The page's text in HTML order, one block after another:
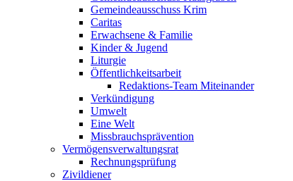
Gemeindeausschuss Krim
Caritas
Erwachsene & Familie
Kinder & Jugend
Liturgie
Öffentlichkeitsarbeit
Redaktions-Team Miteinander
Verkündigung
Umwelt
Eine Welt
Missbrauchsprävention
Vermögensverwaltungsrat
Rechnungsprüfung
Zivildiener